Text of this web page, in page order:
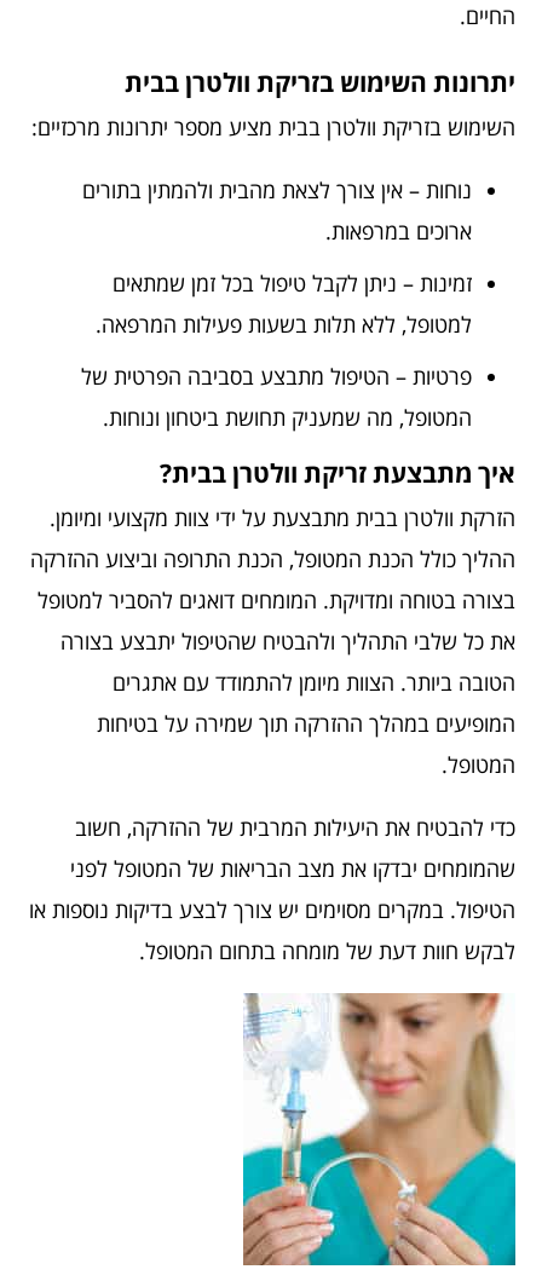
החיים.
יתרונות השימוש בזריקת וולטרן בבית
השימוש בזריקת וולטרן בבית מציע מספר יתרונות מרכזיים:
נוחות – אין צורך לצאת מהבית ולהמתין בתורים
ארוכים במרפאות.
זמינות – ניתן לקבל טיפול בכל זמן שמתאים
למטופל, ללא תלות בשעות פעילות המרפאה.
פרטיות – הטיפול מתבצע בסביבה הפרטית של
המטופל, מה שמעניק תחושת ביטחון ונוחות.
איך מתבצעת זריקת וולטרן בבית?
הזרקת וולטרן בבית מתבצעת על ידי צוות מקצועי ומיומן.
ההליך כולל הכנת המטופל, הכנת התרופה וביצוע ההזרקה
בצורה בטוחה ומדויקת. המומחים דואגים להסביר למטופל
את כל שלבי התהליך ולהבטיח שהטיפול יתבצע בצורה
הטובה ביותר. הצוות מיומן להתמודד עם אתגרים
המופיעים במהלך ההזרקה תוך שמירה על בטיחות
המטופל.
כדי להבטיח את היעילות המרבית של ההזרקה, חשוב
שהמומחים יבדקו את מצב הבריאות של המטופל לפני
הטיפול. במקרים מסוימים יש צורך לבצע בדיקות נוספות או
לבקש חוות דעת של מומחה בתחום המטופל.